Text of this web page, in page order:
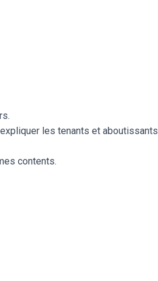
les tenants et aboutissants
contents.